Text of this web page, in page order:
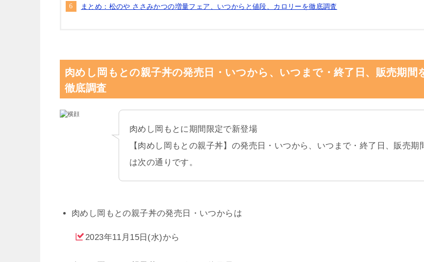
目次
【肉めし岡もとの親子丼】の値段・価格、テイクアウト・お持ち帰りの場合も
【肉めし岡もとの親子丼】の通販・お取り寄せを徹底調査
【肉めし岡もとの親子丼】の特徴を徹底調査
肉めし岡もとの親子丼の発売日・いつから、いつまで・終了日、販売期間を
徹底調査